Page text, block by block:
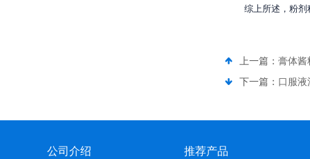
综上所述，粉
上一篇： 膏体酱
下一篇： 口服
公司介绍 推荐产品